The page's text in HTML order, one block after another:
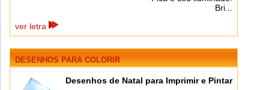
Bri...
ver letra
DESENHOSPARA COLORIR
Desenhos de Natal para Imprimir e Pintar